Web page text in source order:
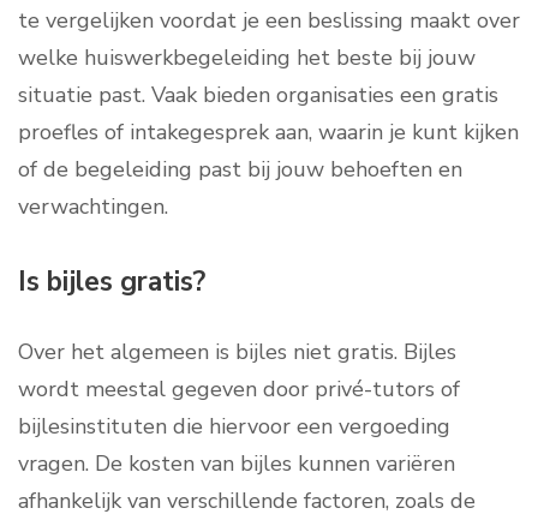
te vergelijken voordat je een beslissing maakt over
welke huiswerkbegeleiding het beste bij jouw
situatie past. Vaak bieden organisaties een gratis
proefles of intakegesprek aan, waarin je kunt kijken
of de begeleiding past bij jouw behoeften en
verwachtingen.
Is bijles gratis?
Over het algemeen is bijles niet gratis. Bijles
wordt meestal gegeven door privé-tutors of
bijlesinstituten die hiervoor een vergoeding
vragen. De kosten van bijles kunnen variëren
afhankelijk van verschillende factoren, zoals de